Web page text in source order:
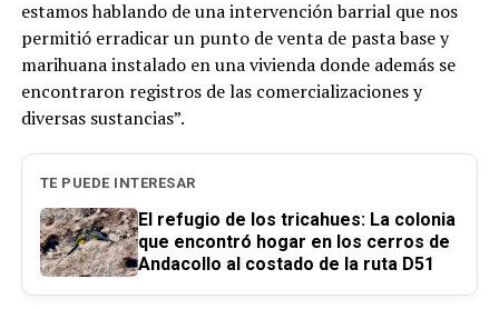
estamos hablando de una intervención barrial que nos
permitió erradicar un punto de venta de pasta base y
marihuana instalado en una vivienda donde además se
encontraron registros de las comercializaciones y
diversas sustancias”.
TE PUEDE INTERESAR
El refugio de los tricahues: La colonia
que encontró hogar en los cerros de
Andacollo al costado de la ruta D51